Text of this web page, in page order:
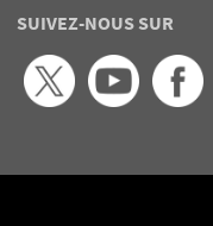
SUIVEZ-NOUS SUR